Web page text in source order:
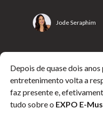
Jode Seraphim
Depois de quase dois
entretenimento volta a
faz presente e,
tudo sobre o EXPO E-